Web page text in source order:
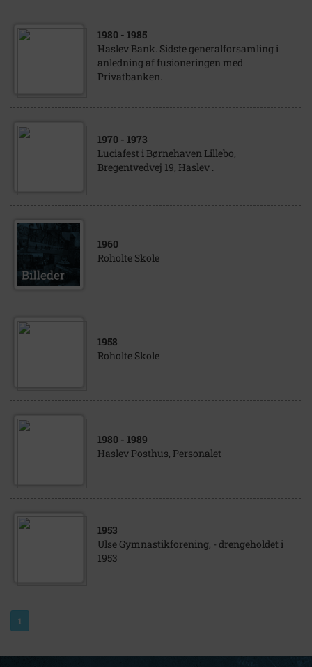
1980 - 1985
Haslev Bank. Sidste generalforsamling i
anledning af fusioneringen med
Privatbanken.
1970 - 1973
Luciafest i Børnehaven Lillebo,
Bregentvedvej 19, Haslev .
1960
Roholte Skole
1958
Roholte Skole
1980 - 1989
Haslev Posthus, Personalet
1953
Ulse Gymnastikforening, - drengeholdet i
1953
1